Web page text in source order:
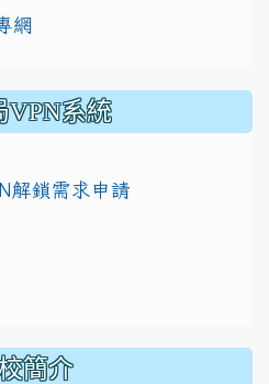
網
VPN系統
解鎖需求申請
簡介